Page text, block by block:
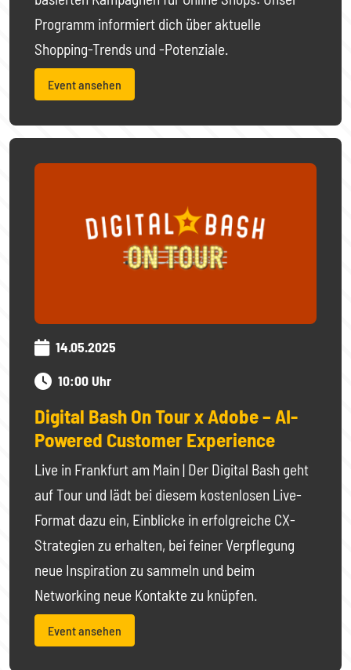
Programm informiert dich über aktuelle
Shopping-Trends und -Potenziale.
Event ansehen
14.05.2025
10:00 Uhr
Digital Bash On Tour x Adobe – AI-
Powered Customer Experience
Live in Frankfurt am Main | Der Digital Bash geht
auf Tour und lädt bei diesem kostenlosen Live-
Format dazu ein, Einblicke in erfolgreiche CX-
Strategien zu erhalten, bei feiner Verpflegung
neue Inspiration zu sammeln und beim
Networking neue Kontakte zu knüpfen.
Event ansehen